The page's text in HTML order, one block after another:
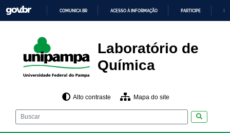
para
o
CONTEÚDO
COMUNICA BR ACESSO À INFORMAÇÃO PARTICIPE
Laboratório de
Química
Alto contraste Mapa do site